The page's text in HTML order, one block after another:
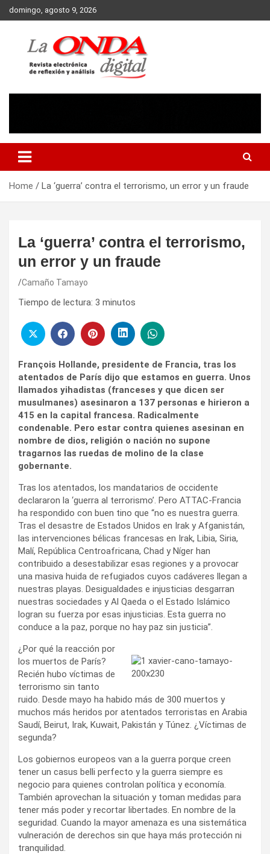
Skip
to
domingo, agosto 9, 2026
Home La ‘guerra’ contra el terrorismo, un error y un fraude
La ‘guerra’ contra el terrorismo,
un error y un fraude
Camaño Tamayo
Tiempo de lectura: 3 minutos
François Hollande, presidente de Francia, tras los
atentados de París dijo que estamos en guerra. Unos
llamados yihadistas (franceses y que dicen ser
musulmanes) asesinaron a 137 personas e hirieron a
415 en la capital francesa. Radicalmente
condenable. Pero estar contra quienes asesinan en
nombre de dios, religión o nación no supone
tragarnos las ruedas de molino de la clase
gobernante.
Tras los atentados, los mandatarios de occidente
declararon la ‘guerra al terrorismo’. Pero ATTAC-Francia
ha respondido con buen tino que “no es nuestra guerra.
Tras el desastre de Estados Unidos en Irak y Afganistán,
las intervenciones bélicas francesas en Irak, Libia, Siria,
Malí, República Centroafricana, Chad y Níger han
contribuido a desestabilizar esas regiones y a provocar
una masiva huida de refugiados cuyos cadáveres llegan a
nuestras playas. Desigualdades e injusticias desgarran
nuestras sociedades y Al Qaeda o el Estado Islámico
logran su fuerza por esas injusticias. Esta guerra no
conduce a la paz, porque no hay paz sin justicia”.
¿Por qué la reacción por
los muertos de París?
Recién hubo víctimas de
terrorismo sin tanto
ruido. Desde mayo ha habido más de 300 muertos y
muchos más heridos por atentados terroristas en Arabia
Saudí, Beirut, Irak, Kuwait, Pakistán y Túnez. ¿Víctimas de
segunda?
Los gobiernos europeos van a la guerra porque creen
tener un casus belli perfecto y la guerra siempre es
negocio para quienes controlan política y economía.
También aprovechan la situación y toman medidas para
tener más poder y recortar libertades. En nombre de la
seguridad. Cuando la mayor amenaza es una sistemática
vulneración de derechos sin que haya más protección ni
tranquilidad.